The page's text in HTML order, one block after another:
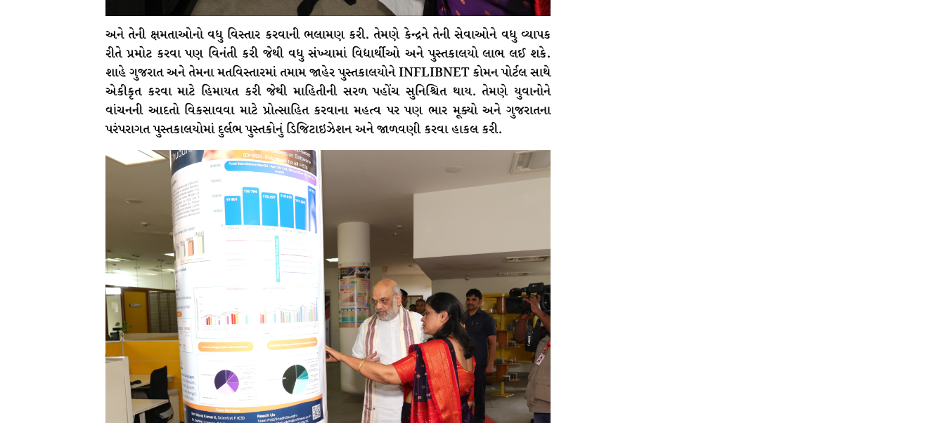
અને તેની ક્ષમતાઓનો વધુ વિસ્તાર કરવાની ભલામણ કરી. તેમણે કેન્દ્રને તેની સેવાઓને વધુ વ્યાપક
રીતે પ્રમોટ કરવા પણ વિનંતી કરી જેથી વધુ સંખ્યામાં વિદ્યાર્થીઓ અને પુસ્તકાલયો લાભ લઈ શકે.
શાહે ગુજરાત અને તેમના મતવિસ્તારમાં તમામ જાહેર પુસ્તકાલયોને INFLIBNET કોમન પોર્ટલ સાથે
એકીકૃત કરવા માટે હિમાયત કરી જેથી માહિતીની સરળ પહોંચ સુનિશ્ચિત થાય. તેમણે યુવાનોને
વાંચનની આદતો વિકસાવવા માટે પ્રોત્સાહિત કરવાના મહત્વ પર પણ ભાર મૂક્યો અને ગુજરાતના
પરંપરાગત પુસ્તકાલયોમાં દુર્લભ પુસ્તકોનું ડિજિટાઇઝેશન અને જાળવણી કરવા હાકલ કરી.